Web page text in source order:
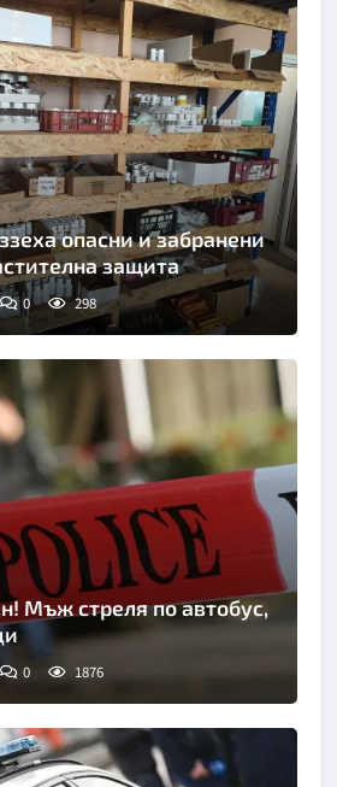
опасни и забранени
защита
0 298
Мъж стреля по автобус,
0 1876